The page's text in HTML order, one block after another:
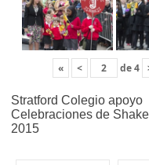
« < de4
Stratford Colegio apoyo
Celebraciones de
2015